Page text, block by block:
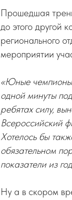
Прошедшая
до этого другой
регионального
мероприятии
«Юные чемпионы
одной минуты
ребятах силу,
Всероссийский
Хотелось бы
обязательном
показатели из
Ну а в скором